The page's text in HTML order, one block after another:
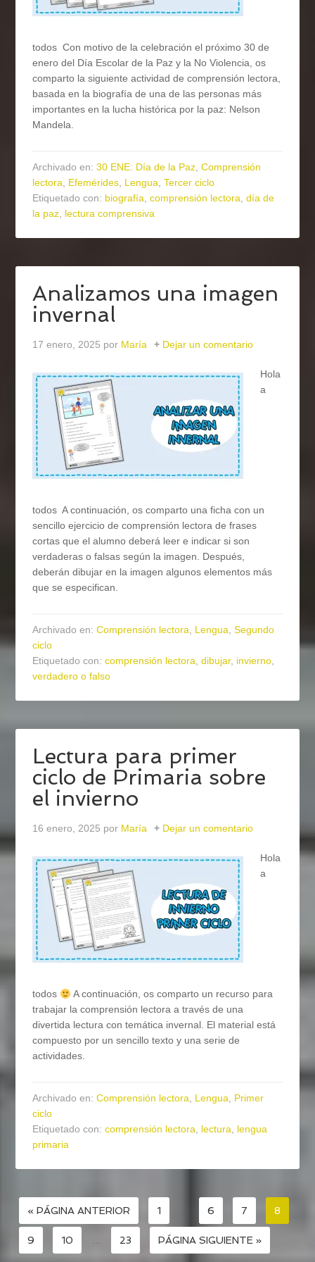
todos Con motivo de la celebración el próximo 30 de
enero del Día Escolar de la Paz y la No Violencia, os
comparto la siguiente actividad de comprensión lectora,
basada en la biografía de una de las personas más
importantes en la lucha histórica por la paz: Nelson
Mandela.
Archivado en:30 ENE: Día de la Paz,Comprensión
lectora, Efemérides, Lengua,Tercer ciclo
Etiquetado con: biografía,comprensión lectora,día de
la paz, lectura comprensiva
Analizamos una imagen
invernal
17 enero, 2025 por María Dejar un comentario
Hola
a
todos A continuación, os comparto una ficha con un
sencillo ejercicio de comprensión lectora de frases
cortas que el alumno deberá leer e indicar si son
verdaderas o falsas según la imagen. Después,
deberán dibujar en la imagen algunos elementos más
que se especifican.
Archivado en:Comprensión lectora, Lengua,Segundo
ciclo
Etiquetado con:comprensión lectora,dibujar, invierno,
verdadero o falso
Lectura para primer
ciclo de Primaria sobre
el invierno
16 enero, 2025 por María Dejar un comentario
Hola
a
todos
A continuación, os comparto un recurso para
trabajar la comprensión lectora a través de una
divertida lectura con temática invernal. El material está
compuesto por un sencillo texto y una serie de
actividades.
Archivado en:Comprensión lectora, Lengua, Primer
ciclo
Etiquetado con:comprensión lectora, lectura, lengua
primaria
« PÁGINA ANTERIOR 1 6 7 8
9 10 … 23 PÁGINA SIGUIENTE »